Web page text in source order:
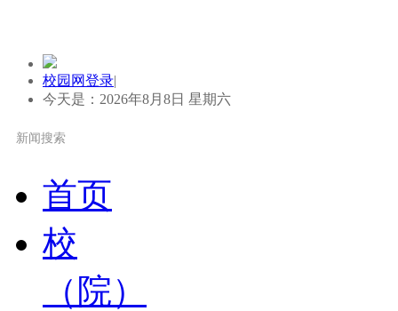
校园网登录|
今天是：2026年8月8日 星期六
首页
校
（院）